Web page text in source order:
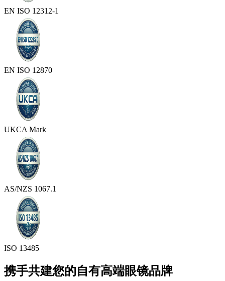
EN ISO 12312-1
EN ISO 12870
UKCA Mark
AS/NZS 1067.1
ISO 13485
携手共建您的自有高端眼镜品牌